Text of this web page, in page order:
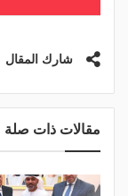
شارك المقال
مقالات ذات صلة